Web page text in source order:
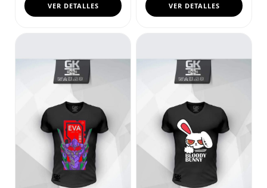
VER DETALLES VER DETALLES